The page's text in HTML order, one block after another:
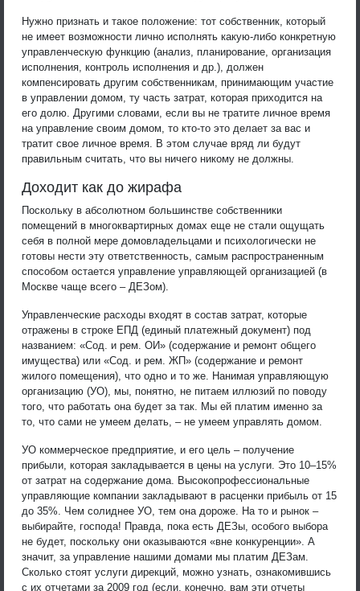
Нужно признать и такое положение: тот собственник, который
не имеет возможности лично исполнять какую-либо конкретную
управленческую функцию (анализ, планирование, организация
исполнения, контроль исполнения и др.), должен
компенсировать другим собственникам, принимающим участие
в управлении домом, ту часть затрат, которая приходится на
его долю. Другими словами, если вы не тратите личное время
на управление своим домом, то кто-то это делает за вас и
тратит свое личное время. В этом случае вряд ли будут
правильным считать, что вы ничего никому не должны.
Доходит как до жирафа
Поскольку в абсолютном большинстве собственники
помещений в многоквартирных домах еще не стали ощущать
себя в полной мере домовладельцами и психологически не
готовы нести эту ответственность, самым распространенным
способом остается управление управляющей организацией (в
Москве чаще всего – ДЕЗом).
Управленческие расходы входят в состав затрат, которые
отражены в строке ЕПД (единый платежный документ) под
названием: «Сод. и рем. ОИ» (содержание и ремонт общего
имущества) или «Сод. и рем. ЖП» (содержание и ремонт
жилого помещения), что одно и то же. Нанимая управляющую
организацию (УО), мы, понятно, не питаем иллюзий по поводу
того, что работать она будет за так. Мы ей платим именно за
то, что сами не умеем делать, – не умеем управлять домом.
УО коммерческое предприятие, и его цель – получение
прибыли, которая закладывается в цены на услуги. Это 10–15%
от затрат на содержание дома. Высокопрофессиональные
управляющие компании закладывают в расценки прибыль от 15
до 35%. Чем солиднее УО, тем она дороже. На то и рынок –
выбирайте, господа! Правда, пока есть ДЕЗы, особого выбора
не будет, поскольку они оказываются «вне конкуренции». А
значит, за управление нашими домами мы платим ДЕЗам.
Сколько стоят услуги дирекций, можно узнать, ознакомившись
с их отчетами за 2009 год (если, конечно, вам эти отчеты